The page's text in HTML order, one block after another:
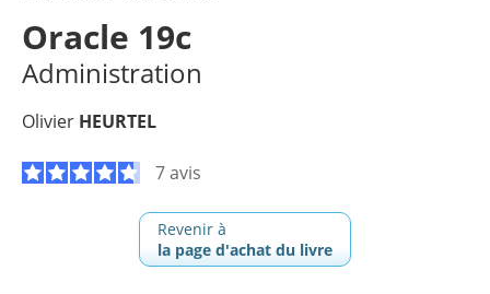
Oracle 19c
Administration
Olivier HEURTEL
7 avis
Revenir à
la page d'achat du livre